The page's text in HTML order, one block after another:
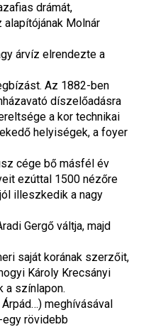
drámát,
Molnár
árvíz elrendezte a
Az 1882-ben
díszelőadásra
a kor technikai
helyiségek, a foyer
cége bő másfél év
ezúttal 1500 nézőre
illeszkedik a nagy
Gergő váltja, majd
saját korának szerzőit,
Károly Krecsányi
a színlapon.
meghívásával
egy rövidebb